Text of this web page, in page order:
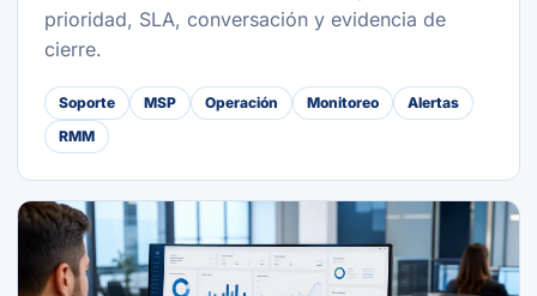
prioridad, SLA, conversación y evidencia de
cierre.
Soporte MSP Operación Monitoreo
Alertas
RMM